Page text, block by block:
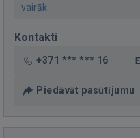
vairāk
Kontakti
+371 *** *** 16
Piedāvāt pasūtījumu